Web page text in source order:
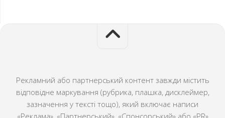
Рекламний або партнерський контент завжди містить
відповідне маркування (рубрика, плашка, дисклеймер,
зазначення у тексті тощо), який включає написи
«Реклама», «Партнерський», «Спонсорський» або «PR»